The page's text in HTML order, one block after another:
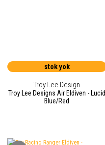
stok yok
Troy Lee Design
Troy Lee Designs Air Eldiven - Lucid
Blue/Red